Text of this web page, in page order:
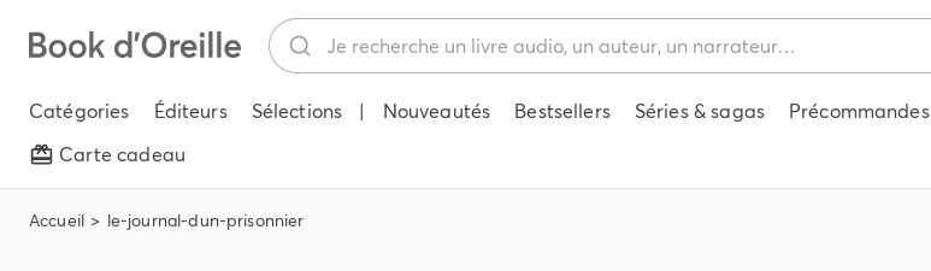
Catégories Éditeurs Sélections | Nouveautés Bestsellers Séries & sagas Précommandes
Carte cadeau
Accueil le-journal-dun-prisonnier